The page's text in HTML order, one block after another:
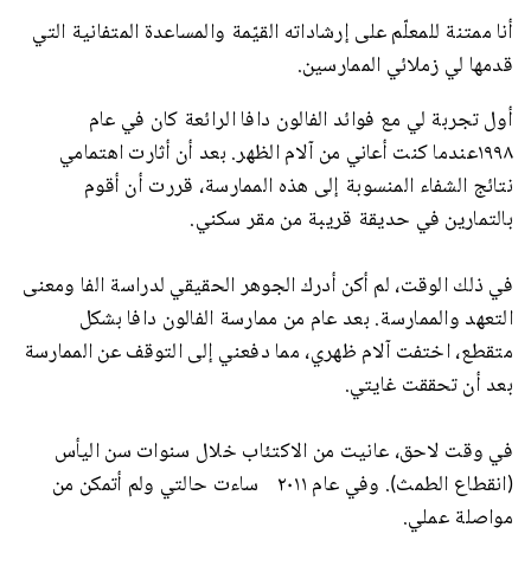
أنا ممتنة للمعلّم على إرشاداته القيّمة والمساعدة المتفانية التي
قدمها لي زملائي الممارسين.
أول تجربة لي مع فوائد الفالون دافا الرائعة كان في عام
١٩٩٨عندما كنت أعاني من آلام الظهر. بعد أن أثارت اهتمامي
نتائج الشفاء المنسوبة إلى هذه الممارسة، قررت أن أقوم
بالتمارين في حديقة قريبة من مقر سكني.
في ذلك الوقت، لم أكن أدرك الجوهر الحقيقي لدراسة الفا ومعنى
التعهد والممارسة. بعد عام من ممارسة الفالون دافا بشكل
متقطع، اختفت آلام ظهري، مما دفعني إلى التوقف عن الممارسة
بعد أن تحققت غايتي.
في وقت لاحق، عانيت من الاكتئاب خلال سنوات سن اليأس
(انقطاع الطمث). وفي عام ٢٠١١ ساءت حالتي ولم أتمكن من
مواصلة عملي.